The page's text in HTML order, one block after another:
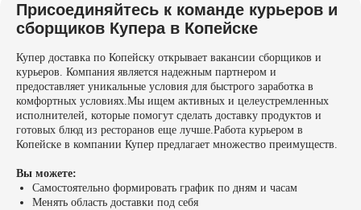
Присоединяйтесь к команде курьеров и
сборщиков Купера в Копейске
Купер доставка по Копейску открывает вакансии сборщиков и
курьеров. Компания является надежным партнером и
предоставляет уникальные условия для быстрого заработка в
комфортных условиях.Мы ищем активных и целеустремленных
исполнителей, которые помогут сделать доставку продуктов и
готовых блюд из ресторанов еще лучше.Работа курьером в
Копейске в компании Купер предлагает множество преимуществ.
Вы можете:
Самостоятельно формировать график по дням и часам
Менять область доставки под себя